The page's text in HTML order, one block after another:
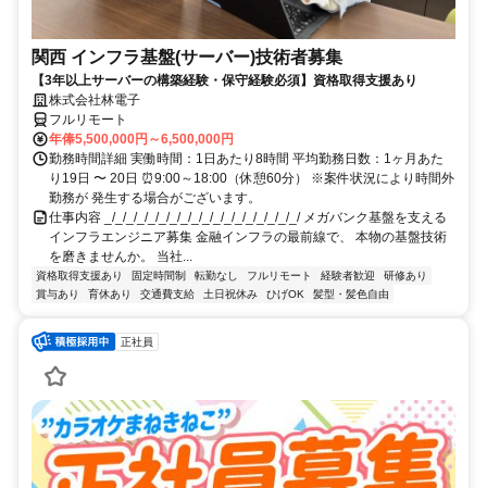
関西 インフラ基盤(サーバー)技術者募集
【3年以上サーバーの構築経験・保守経験必須】資格取得支援あり
株式会社林電子
フルリモート
年俸5,500,000円～6,500,000円
勤務時間詳細 実働時間：1日あたり8時間 平均勤務日数：1ヶ月あた
り19日 〜 20日 ⏰9:00～18:00（休憩60分） ※案件状況により時間外
勤務が 発生する場合がございます。
仕事内容 _/_/_/_/_/_/_/_/_/_/_/_/_/_/_/_/_/_/ メガバンク基盤を支える
インフラエンジニア募集 金融インフラの最前線で、 本物の基盤技術
を磨きませんか。 当社...
資格取得支援あり 固定時間制 転勤なし フルリモート 経験者歓迎
研修あり
賞与あり
育休あり 交通費支給 土日祝休み ひげOK 髪型・髪色自由
正社員